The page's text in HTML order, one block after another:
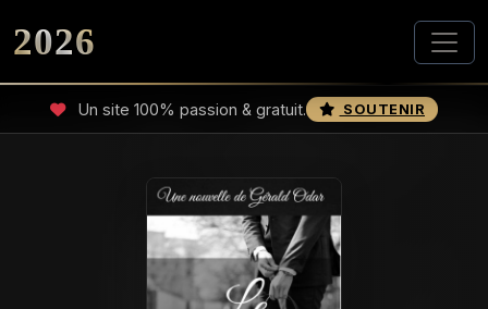
2026
Un site 100% passion & gratuit. SOUTENIR